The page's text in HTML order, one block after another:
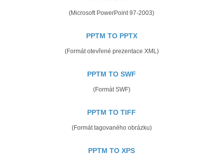
(Microsoft PowerPoint 97-2003)
PPTM TO PPTX
(Formát otevřené prezentace XML)
PPTM TO SWF
(Formát SWF)
PPTM TO TIFF
(Formát tagovaného obrázku)
PPTM TO XPS